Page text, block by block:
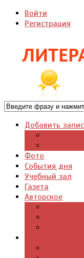
Войти
Регистрация
Добавить
Фото
События дня
Учебный зал
Газета
Авторское